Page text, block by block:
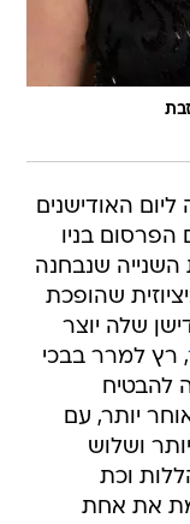
ליום האודישנים
הפרסום בניו
השנייה שנבחנה
שהופכת
שלה יוצר
, רץ למרר בבכי
להבטיח
יותר, עם
ושלוש
וכת
מוס, בת 29, מגלמת את אחת